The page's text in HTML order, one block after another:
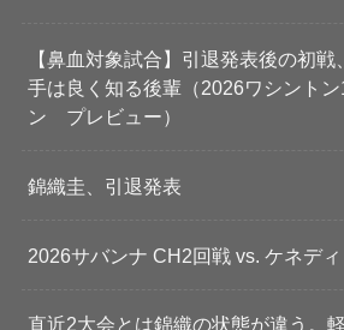
【鼻血対象試合】引退発表後の初
手は良く知る後輩（2026ワシント
ン プレビュー）
錦織圭、引退発表
2026サバンナ CH2回戦 vs. ケネデ
直近2大会とは錦織の状態が違う。